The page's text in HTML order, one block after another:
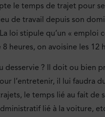
le temps de trajet pour
de travail depuis son
loi stipule qu’un « emploi
heures, on avoisine les 12
? Il doit ou bien
l’entretenir, il lui faudra
le temps lié au fait de
lié à la voiture,